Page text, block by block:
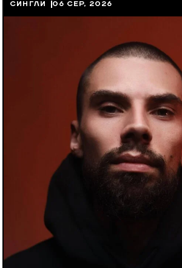
СИНГЛИ 06 СЕР, 2026